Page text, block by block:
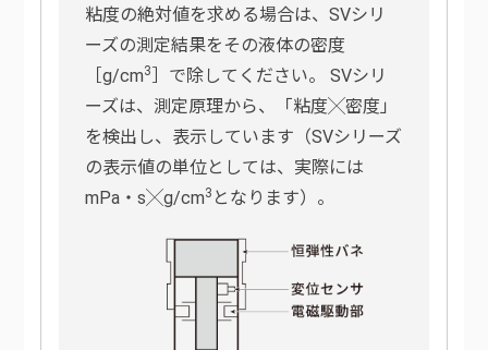
粘度の絶対値を求める場合は、SVシリ
ーズの測定結果をその液体の密度
［g/cm3
］で除してください。 SVシリ
ーズは、測定原理から、「粘度╳密度」
を検出し、表示しています（SVシリーズ
の表示値の単位としては、実際には
mPa・s╳g/cm3 となります）。